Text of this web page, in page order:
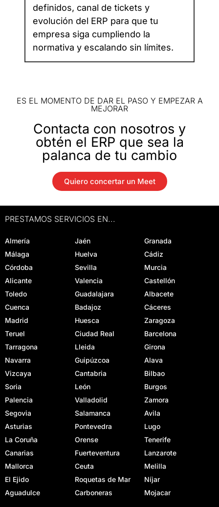
definidos, canal de tickets y
evolución del ERP para que tu
empresa siga cumpliendo la
normativa y escalando sin límites.
ES EL MOMENTO DE DAR EL PASO Y EMPEZAR A
MEJORAR
Contacta con nosotros y
obtén el ERP que sea la
palanca de tu cambio
Quiero concertar un Meet
PRESTAMOS SERVICIOS EN...
Almería Jaén
Granada
Málaga
Huelva
Cádiz
Córdoba
Sevilla
Murcia
Alicante
Valencia
Castellón
Toledo
Guadalajara
Albacete
Cuenca
Badajoz
Cáceres
Madrid
Huesca
Zaragoza
Teruel
Ciudad Real
Barcelona
Tarragona
Lleida
Girona
Navarra
Guipúzcoa
Alava
Vizcaya
Cantabria
Bilbao
Soria
León
Burgos
Palencia
Valladolid
Zamora
Segovia
Salamanca
Avila
Asturias
Pontevedra
Lugo
La Coruña
Orense
Tenerife
Canarias
Fuerteventura
Lanzarote
Mallorca
Ceuta
Melilla
El Ejido
Roquetas de Mar
Níjar
Aguadulce
Carboneras Mojacar